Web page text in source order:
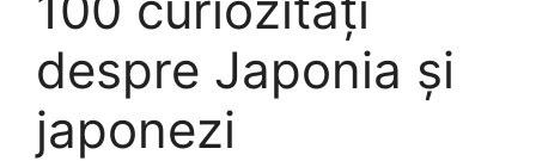
despre Japonia și
japonezi